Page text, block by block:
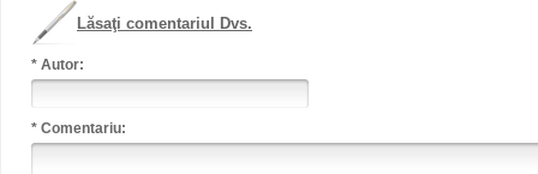
Lăsaţi comentariul Dvs.
* Autor:
* Comentariu: